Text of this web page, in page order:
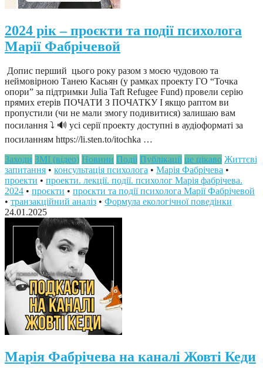
2024 рік – проєкти та події психолога
Марії Фабрічевой
Допис перший цього року разом з моєю чудовою та
неймовірною Танею Касьян (у рамках проекту ГО “Точка
опори” за підтримки Julia Taft Refugee Fund) провели серію
прямих етерів ПОЧАТИ З ПОЧАТКУ І якщо раптом ви
пропустили (чи не мали змогу подивитися) залишаю вам
посилання ⤵️ 🔊 усі серії проекту доступні в аудіоформаті за
посиланням https://li.sten.to/itochka …
Заходи ЗМІ (відео) Новини Події Публікації це цікаво Життєві
запитання • консультація психолога • Марія Фабрічева •
проекти • проекти. лекції. події. психолог Марія фабрічева.
2024 • проєкти • проєкти та події психолога Марії Фабрічевой
• транзакційний аналіз • Формула екологічної поведінки
24.01.2025
Марія Фабрічева на каналі Жовті Кеди